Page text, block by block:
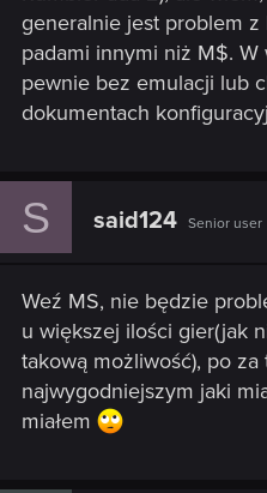
generalnie jest problem
padami innymi niż M$. W
pewnie bez emulacji lub
dokumentach
S said124 Senior user
Weź MS, nie będzie
u większej ilości gier(jak
takową możliwość), po za
najwygodniejszym jaki
miałem